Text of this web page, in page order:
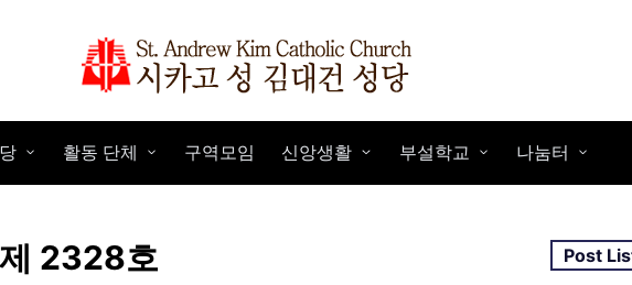
활동 단체 구역모임 신앙생활 부설학교 나눔터
2328호
Post